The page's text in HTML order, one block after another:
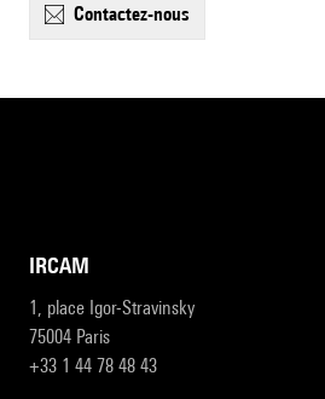
contactez-nous
IRCAM
1, place Igor-Stravinsky
75004 Paris
+33 1 44 78 48 43